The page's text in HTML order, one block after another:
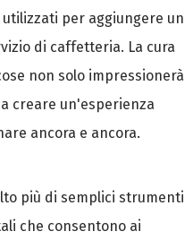
per aggiungere un
di caffetteria. La cura
non solo impressionerà
creare un'esperienza
ancora e ancora.
più di semplici strumenti
che consentono ai